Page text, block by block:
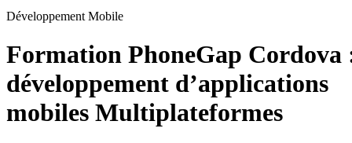
Développement Mobile
Formation PhoneGap Cordova
développement d’applications
mobiles Multiplateformes